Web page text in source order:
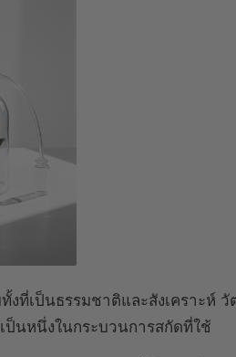
ที่เป็นธรรมชาติและสังเคราะห์
ป็นหนึ่งในกระบวนการสกัดที่ใช้